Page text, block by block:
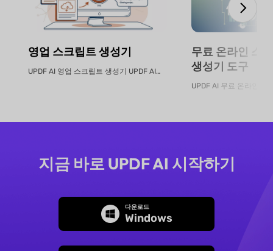
영업 스크립트 생성기
UPDF AI 영업 스크립트 생성기 UPDF AI는 제품 PDF 또는 설명...
무료 온라인 스
생성기 도구
지금 바로 UPDF AI 시작하기
다운로드
Windows